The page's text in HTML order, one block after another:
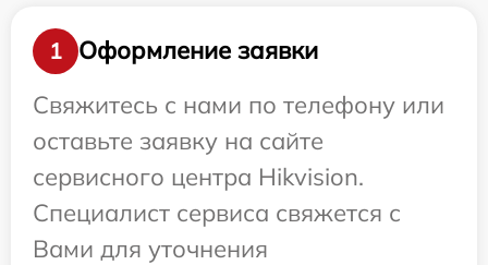
1
Оформление заявки
Свяжитесь с нами по телефону или
оставьте заявку на сайте
сервисного центра Hikvision.
Специалист сервиса свяжется с
Вами для уточнения